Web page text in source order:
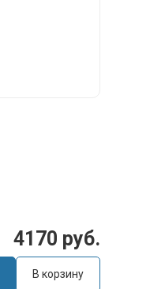
4170 руб.
В корзину